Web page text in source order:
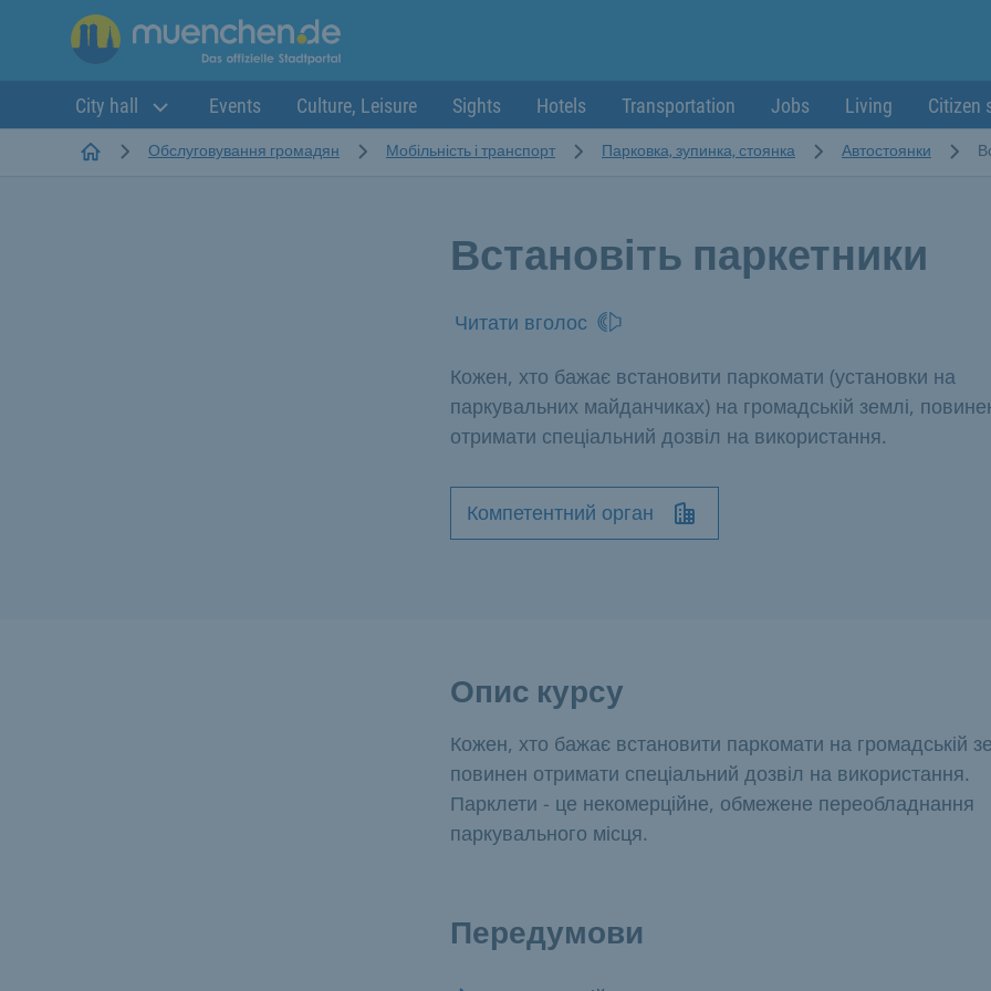
City hall Events Culture, Leisure Sights Hotels Transportation Jobs Living Citizen
StartseiteОбслуговування громадян Мобільність і транспорт Парковка, зупинка, стоянка Автостоянки
Встановіть паркетники
Читати вголос
Кожен, хто бажає встановити паркомати (установки на
паркувальних майданчиках) на громадській землі,
отримати спеціальний дозвіл на використання.
Компетентний орган
Опис курсу
Кожен, хто бажає встановити паркомати на громадській
повинен отримати спеціальний дозвіл на використання.
Парклети - це некомерційне, обмежене переобладнання
паркувального місця.
Передумови